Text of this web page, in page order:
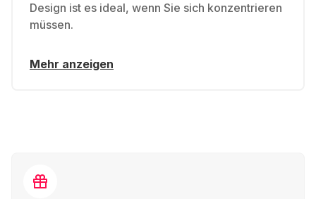
Design ist es ideal, wenn Sie sich konzentrieren
müssen.
Mehr anzeigen